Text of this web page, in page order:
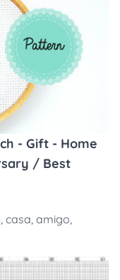
- Gift - Home
/ Best
, casa, amigo,